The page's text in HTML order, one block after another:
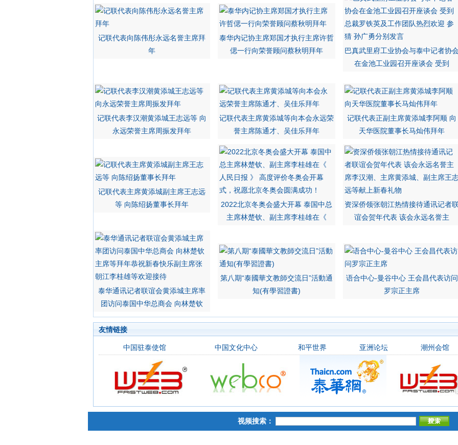
记联代表向陈伟彤永远名誉主席拜
年
泰华内记协主席郑国才执行主席许哲
偲一行向荣誉顾问蔡秋明拜年
巴真武里府工业协会与泰中记者协
在金池工业园召开座谈会 受到
记联代表李汉潮黄添城王志远等 向
永远荣誉主席周振发拜年
记联代表主席黄添城等向本会永远荣
誉主席陈通才、吴佳乐拜年
记联代表正副主席黄添城李阿顺 向
天华医院董事长马灿伟拜年
记联代表主席黄添城副主席王志远
等 向陈绍扬董事长拜年
2022北京冬奥会盛大开幕 泰国中总
主席林楚钦、副主席李桂雄在《
资深侨领张朝江热情接待通讯记者
谊会贺年代表 该会永远名誉主
泰华通讯记者联谊会黄添城主席率
团访问泰国中华总商会 向林楚钦
第八期“泰國華文教師交流日”活動通
知(有學習證書)
语合中心-曼谷中心 王会昌代表访问
罗宗正主席
友情链接
中国驻泰使馆 中国文化中心 和平世界 亚洲论坛 潮州会馆
视频搜索：